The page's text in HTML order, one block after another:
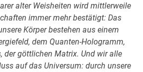
alter Weisheiten wird mittlerweile
immer mehr bestätigt: Das
Körper bestehen aus einem
dem Quanten-Hologramm,
der göttlichen Matrix. Und wir alle
auf das Universum: durch unsere